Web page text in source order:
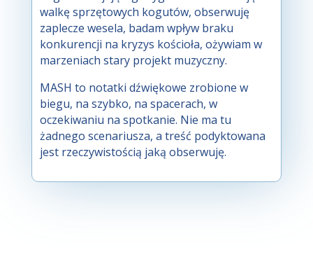
walkę sprzętowych kogutów, obserwuję
zaplecze wesela, badam wpływ braku
konkurencji na kryzys kościoła, ożywiam w
marzeniach stary projekt muzyczny.
MASH to notatki dźwiękowe zrobione w
biegu, na szybko, na spacerach, w
oczekiwaniu na spotkanie. Nie ma tu
żadnego scenariusza, a treść podyktowana
jest rzeczywistością jaką obserwuję.